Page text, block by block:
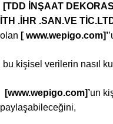
[TDD İNŞAAT
İTH .İHR .SAN.VE
olan [ www.wepigo.com]’
bu kişisel verilerin nasıl
[www.wepigo.com]’un
paylaşabileceğini,